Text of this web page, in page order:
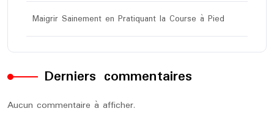
Maigrir Sainement en Pratiquant la Course à Pied
Derniers commentaires
Aucun commentaire à afficher.